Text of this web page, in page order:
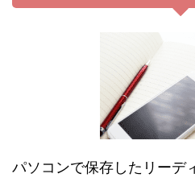
パソコンで保存したリーデ